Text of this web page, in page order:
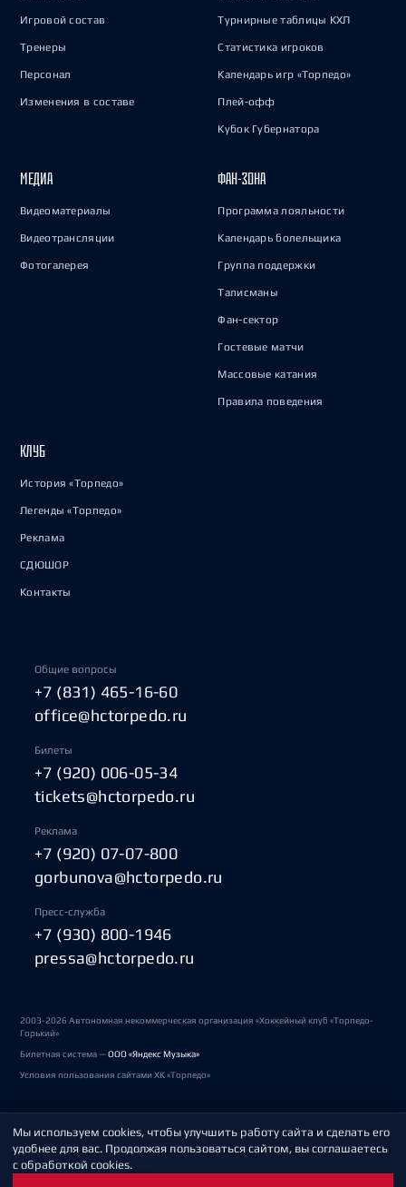
Игровой состав
Тренеры
Персонал
Изменения в составе
Турнирные таблицы КХЛ
Статистика игроков
Календарь игр «Торпедо»
Плей-офф
Кубок Губернатора
МЕДИА
Видеоматериалы
Видеотрансляции
Фотогалерея
ФАН-ЗОНА
Программа лояльности
Календарь болельщика
Группа поддержки
Талисманы
Фан-сектор
Гостевые матчи
Массовые катания
Правила поведения
КЛУБ
История «Торпедо»
Легенды «Торпедо»
Реклама
СДЮШОР
Контакты
Общие вопросы
+7 (831) 465-16-60
office@hctorpedo.ru
Билеты
+7 (920) 006-05-34
tickets@hctorpedo.ru
Реклама
+7 (920) 07-07-800
gorbunova@hctorpedo.ru
Пресс-служба
+7 (930) 800-1946
pressa@hctorpedo.ru
2003-2026 Автономная некоммерческая организация «Хоккейный клуб «Торпедо-
Горький»
Билетная система —ООО «Яндекс Музыка»
Условия пользования сайтами ХК «Торпедо»
Политика обработки персональных данных
Пользовательское соглашение
Мы используем cookies, чтобы улучшить работу сайта и сделать его
удобнее для вас. Продолжая пользоваться сайтом, вы соглашаетесь
с обработкой cookies.